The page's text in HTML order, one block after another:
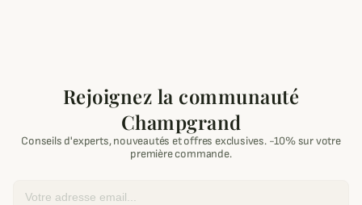
Rejoignez la communauté
Champgrand
Conseils d'experts, nouveautés et offres exclusives. -10% sur votre
première commande.